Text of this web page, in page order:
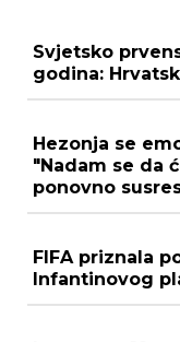
Svjetsko
godina:
Hezonja se
"Nadam se da
ponovno
FIFA priznala
Infantinovog